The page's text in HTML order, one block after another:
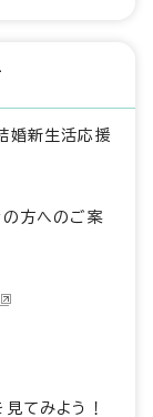
婚新生活応援
の方へのご案
てみよう！